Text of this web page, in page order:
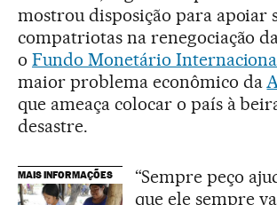
mostrou disposição para apoiar
compatriotas na renegociação
o Fundo Monetário
maior problema econômico da
que ameaça colocar o país à
desastre.
MAIS INFORMAÇÕES
“Sempre peço
que ele sempre